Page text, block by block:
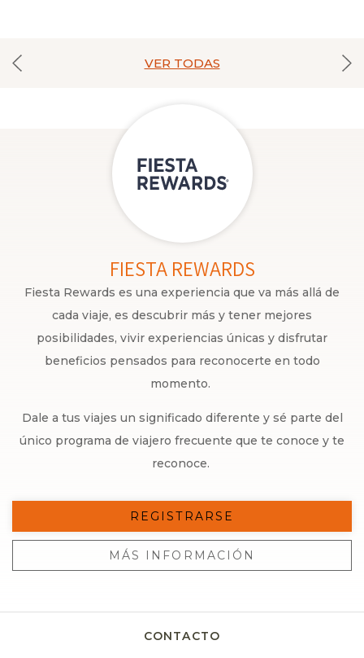
VER TODAS
FIESTA REWARDS
Fiesta Rewards es una experiencia que va más allá de
cada viaje, es descubrir más y tener mejores
posibilidades, vivir experiencias únicas y disfrutar
beneficios pensados para reconocerte en todo
momento.
Dale a tus viajes un significado diferente y sé parte del
único programa de viajero frecuente que te conoce y te
reconoce.
REGISTRARSE
MÁS INFORMACIÓN
CONTACTO